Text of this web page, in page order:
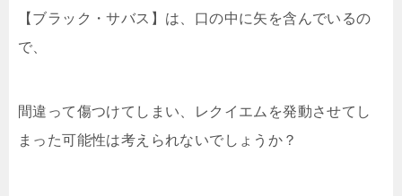
【ブラック・サバス】は、口の中に矢を含んでいるの
で、
間違って傷つけてしまい、レクイエムを発動させてし
まった可能性は考えられないでしょうか？